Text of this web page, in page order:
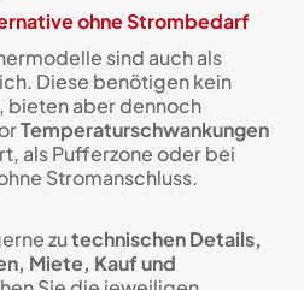
ohne Strombedarf
sind auch als
Diese benötigen kein
aber dennoch
Temperaturschwankungen
als Pufferzone oder bei
Stromanschluss.
zutechnischen Details,
Miete, Kauf und